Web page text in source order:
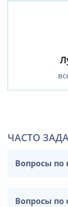
ЧАСТО
Вопросы по
Вопросы по